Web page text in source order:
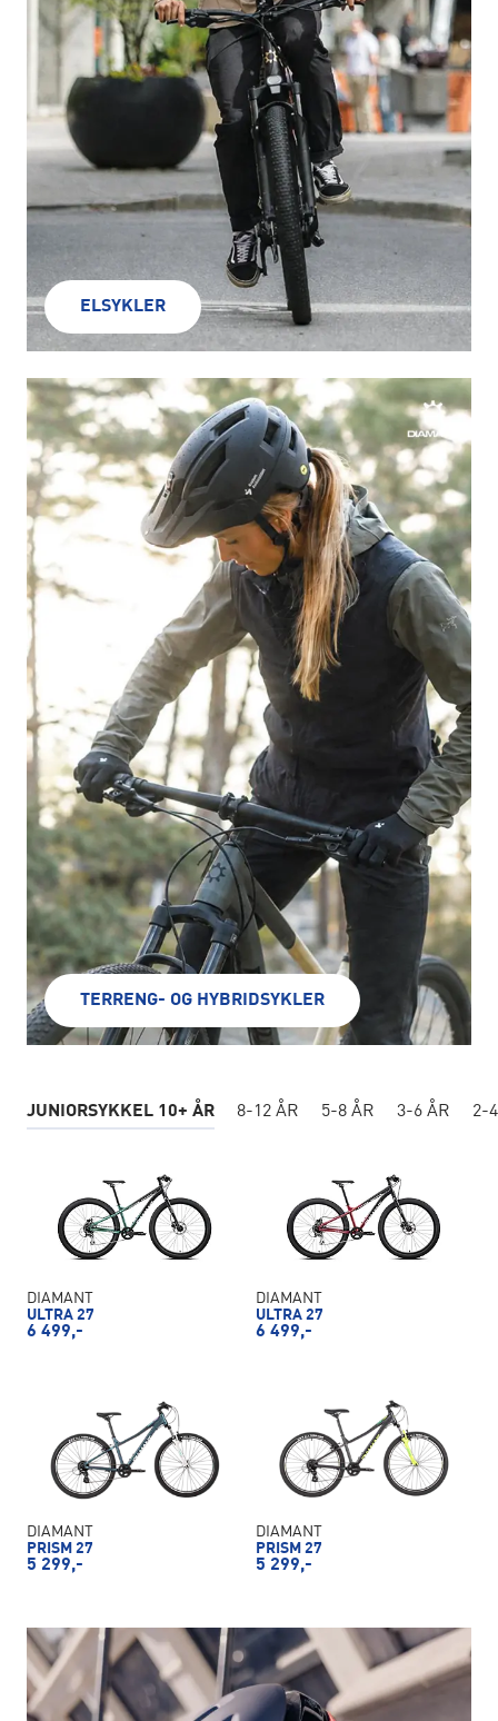
ELSYKLER
TERRENG- OG HYBRIDSYKLER
JUNIORSYKKEL 10+ ÅR 8-12 ÅR 5-8 ÅR 3-6 ÅR 2-
DIAMANT
ULTRA 27
6 499,-
DIAMANT
ULTRA 27
6 499,-
DIAMANT
PRISM 27
5 299,-
DIAMANT
PRISM 27
5 299,-